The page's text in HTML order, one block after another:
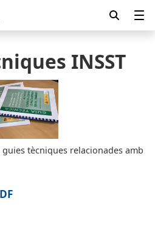
INSST
tècniques relacionades amb